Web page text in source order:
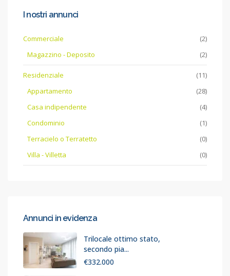
I nostri annunci
Commerciale
(2)
Magazzino - Deposito
(2)
Residenziale
(11)
Appartamento
(28)
Casa indipendente
(4)
Condominio
(1)
Terracielo o Terratetto
(0)
Villa - Villetta
(0)
Annunci in evidenza
Trilocale ottimo stato,
secondo pia...
€332.000